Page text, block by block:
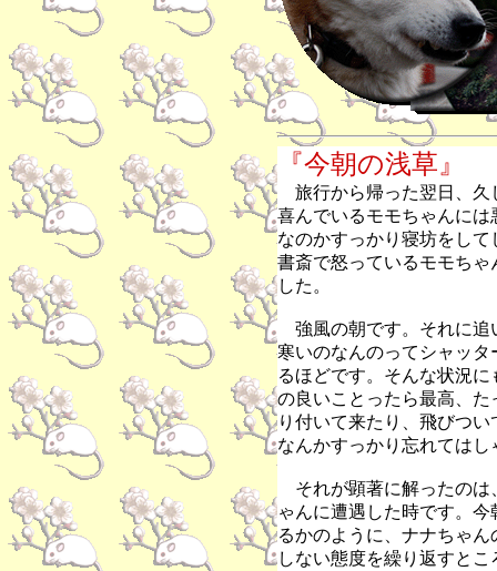
『今朝の浅草』
旅行から帰った翌日、久
喜んでいるモモちゃんには
なのかすっかり寝坊をし
書斎で怒っているモモちゃ
した。
強風の朝です。それに追
寒いのなんのってシャッ
るほどです。そんな状況
の良いことったら最高、
り付いて来たり、飛びつ
なんかすっかり忘れては
それが顕著に解ったのは
ゃんに遭遇した時です。
るかのように、ナナちゃ
しない態度を繰り返すと